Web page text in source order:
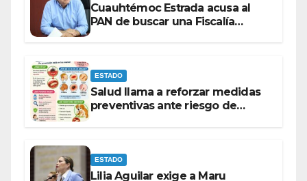
Cuauhtémoc Estrada acusa al
PAN de buscar una Fiscalía
ESTADO
Salud llama a reforzar medidas
preventivas ante riesgo de
ESTADO
Lilia Aguilar exige a Maru